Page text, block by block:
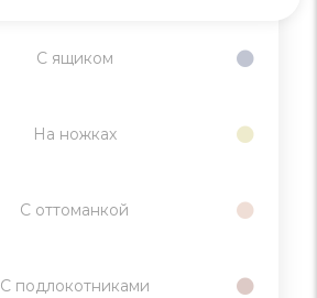
С ящиком
На ножках
С оттоманкой
С подлокотниками